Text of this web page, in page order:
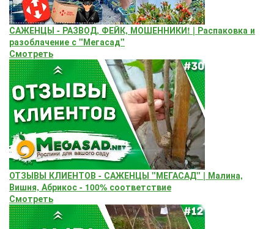
САЖЕНЦЫ - РАЗВОД, ФЕЙК, МОШЕННИКИ! | Распаковка и
разоблачение с "Мегасад"
Смотреть
ОТЗЫВЫ КЛИЕНТОВ - САЖЕНЦЫ "МЕГАСАД" | Малина,
Вишня, Абрикос - 100% соответствие
Смотреть